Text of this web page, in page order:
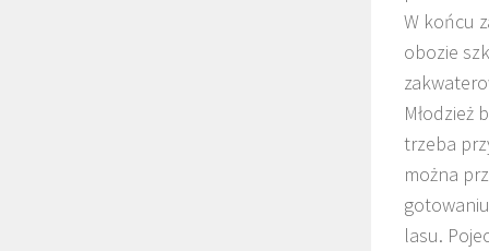
W końcu
obozie
Młodzież
trzeba
można
lasu.